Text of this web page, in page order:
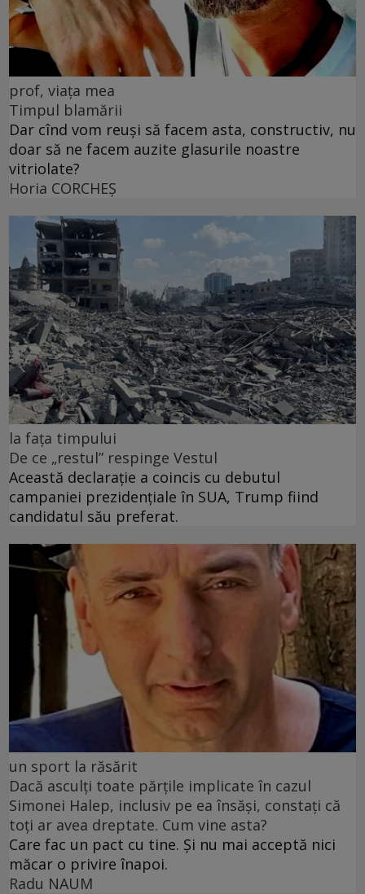
prof, viața mea
Timpul blamării
Dar cînd vom reuși să facem asta, constructiv, nu
doar să ne facem auzite glasurile noastre
vitriolate?
Horia CORCHEŞ
la fața timpului
De ce „restul” respinge Vestul
Această declarație a coincis cu debutul
campaniei prezidențiale în SUA, Trump fiind
candidatul său preferat.
un sport la răsărit
Dacă asculți toate părțile implicate în cazul
Simonei Halep, inclusiv pe ea însăși, constați că
toți ar avea dreptate. Cum vine asta?
Care fac un pact cu tine. Și nu mai acceptă nici
măcar o privire înapoi.
Radu NAUM